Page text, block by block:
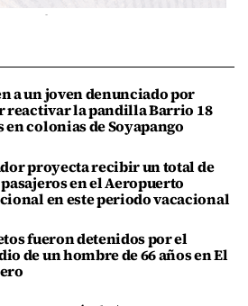
a un joven denunciado por
reactivar la pandilla Barrio 18
en colonias de Soyapango
proyecta recibir un total de
pasajeros en el Aeropuerto
en este periodo vacacional
fueron detenidos por el
de un hombre de 66 años en El